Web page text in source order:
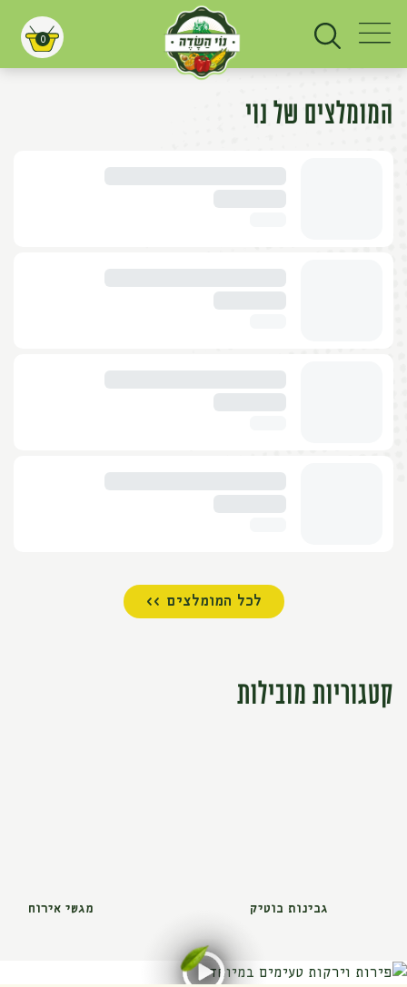
עגלת קניות
0
המומלצים של נוי
לכל המומלצים >>
קטגוריות מובילות
גבינות בוטיק מגשי אירוח